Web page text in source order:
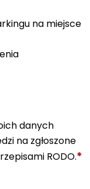
na miejsce
danych
na zgłoszone
RODO.*